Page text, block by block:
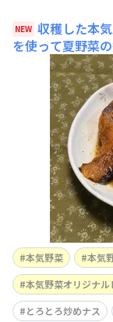
NEW 収穫した本
を使って夏野菜
菜は ▪︎やわらか
レンジ ▪︎丸とろ
きで 特に黒酢が
入れて作りました
本気野菜 本気
本気野菜オリジナ
とろとろ炒めナス